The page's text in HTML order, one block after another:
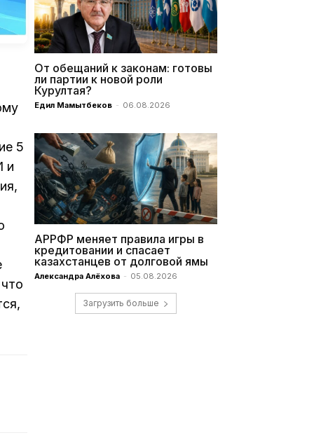
5
и
От обещаний к законам: готовы
ли партии к новой роли
Курултая?
Едил Мамытбеков - 06.08.2026
АРРФР меняет правила игры в
кредитовании и спасает
казахстанцев от долговой ямы
Александра Алёхова - 05.08.2026
Загрузить больше